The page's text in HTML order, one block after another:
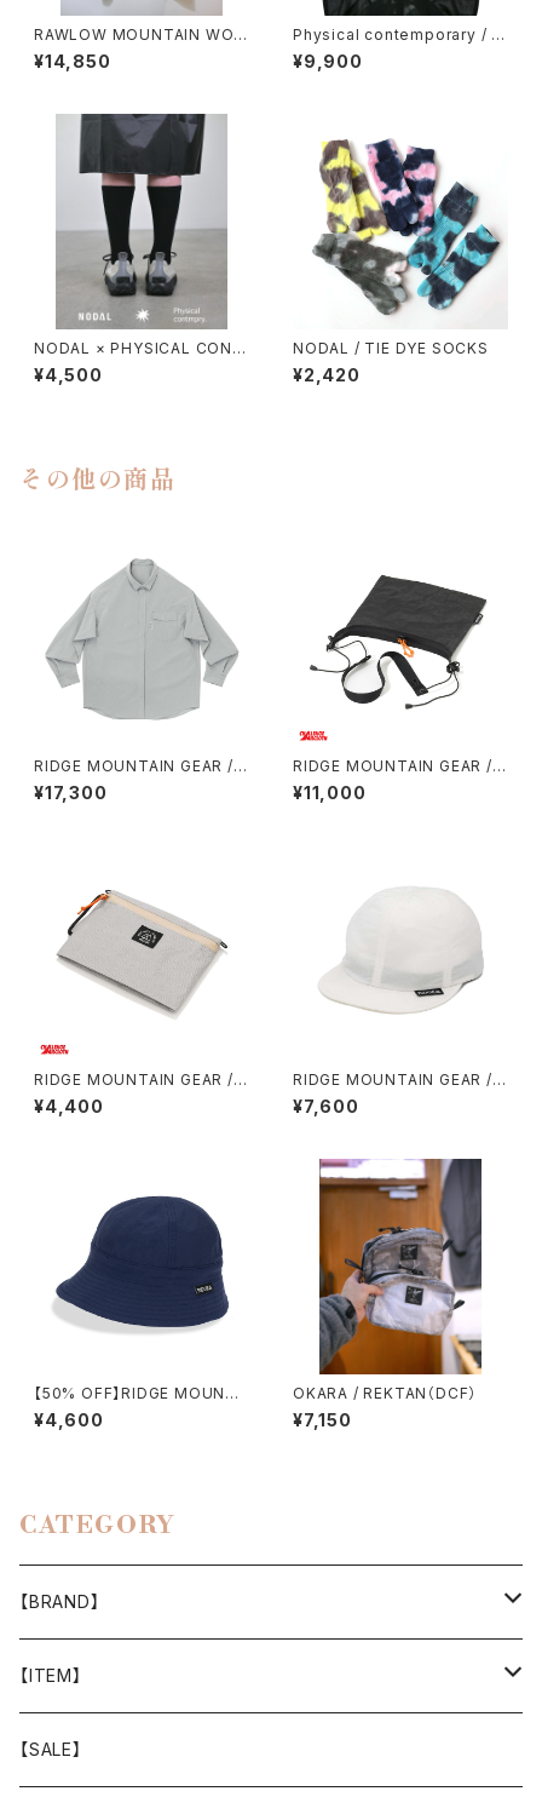
RAWLOW MOUNTAIN WOR
KS / DAD LITE CREW
¥14,850
Physical contemporary / Q
uiet smr cap
¥9,900
NODAL × PHYSICAL CONT
MPRY.
¥4,500
NODAL / TIE DYE SOCKS
¥2,420
その他の商品
RIDGE MOUNTAIN GEAR / B
ASIC LONG SLEEVE SHIRT
（WOMEN）2026
¥17,300
RIDGE MOUNTAIN GEAR / S
ACOCHE
¥11,000
RIDGE MOUNTAIN GEAR /
TRAVEL POUCH PLUS（ULT
RA）
¥4,400
RIDGE MOUNTAIN GEAR / B
ASIC CAP EXTRA（2026）
¥7,600
【50% OFF】RIDGE MOUNTA
IN GEAR / ENOUGH HAT
¥4,600
OKARA / REKTAN（DCF）
¥7,150
CATEGORY
【BRAND】
山と道
T-SHIRT
迷迭香
【ITEM】
WEAR
【SALE】